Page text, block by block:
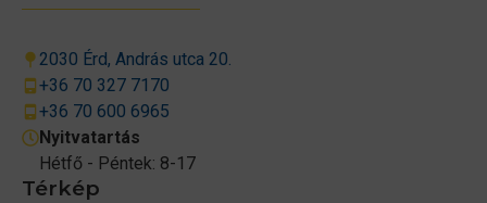
Térkép
2030 Érd, András utca 20.
+36 70 327 7170
+36 70 600 6965
Nyitvatartás
Hétfő - Péntek: 8-17